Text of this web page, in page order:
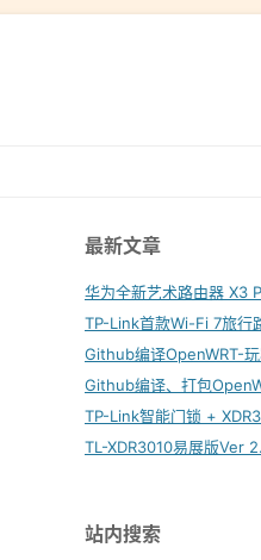
最新文章
TP-Link首款Wi-Fi 7旅行
TP-Link智能门锁 +
TL-XDR3010易展版Ver
站内搜索